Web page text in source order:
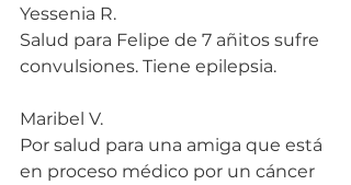
Yessenia R.
Salud para Felipe de 7 añitos sufre
convulsiones. Tiene epilepsia.
Maribel V.
Por salud para una amiga que está
en proceso médico por un cáncer